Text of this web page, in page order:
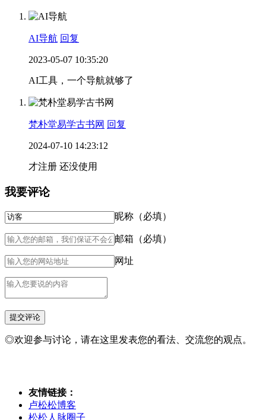
AI导航 回复
2023-05-07 10:35:20
AI工具，一个导航就够了
梵朴堂易学古书网 回复
2024-07-10 14:23:12
才注册 还没使用
我要评论
昵称（必填）
邮箱（必填）
网址
◎欢迎参与讨论，请在这里发表您的看法、交流您的观点。
友情链接：
卢松松博客
松松人脉圈子